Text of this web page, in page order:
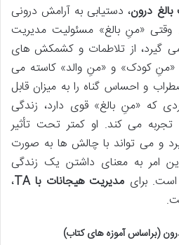
درون، دستیابی به آرامش درونی
وقتی «منِ بالغ» مسئولیت مدیریت
گیرد، از تلاطمات و کشمکش های
«منِ کودک» و «منِ والد» کاسته می
و احساس گناه را به میزان قابل
که «منِ بالغ» قوی دارد، زندگی
تجربه می کند. او کمتر تحت تأثیر
و می تواند با چالش ها به صورت
امر به معنای داشتن یک زندگی
برای مدیریت هیجانات با TA
،
(براساس آموزه های کتاب)